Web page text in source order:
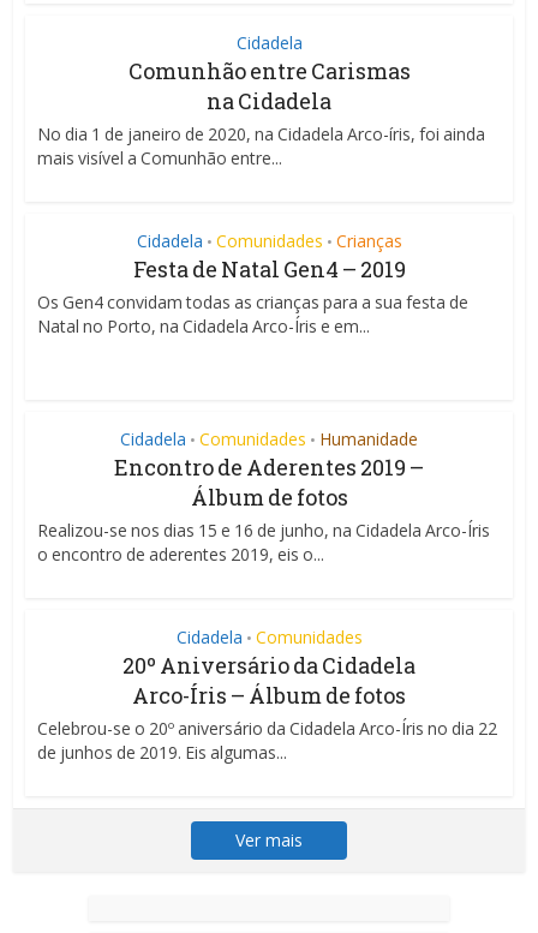
Cidadela
Comunhão entre Carismas
na Cidadela
No dia 1 de janeiro de 2020, na Cidadela Arco-íris, foi ainda
mais visível a Comunhão entre...
Cidadela • Comunidades • Crianças
Festa de Natal Gen4 – 2019
Os Gen4 convidam todas as crianças para a sua festa de
Natal no Porto, na Cidadela Arco-Íris e em...
Cidadela • Comunidades • Humanidade
Encontro de Aderentes 2019 –
Álbum de fotos
Realizou-se nos dias 15 e 16 de junho, na Cidadela Arco-Íris
o encontro de aderentes 2019, eis o...
Cidadela • Comunidades
20º Aniversário da Cidadela
Arco-Íris – Álbum de fotos
Celebrou-se o 20º aniversário da Cidadela Arco-Íris no dia 22
de junhos de 2019. Eis algumas...
Ver mais